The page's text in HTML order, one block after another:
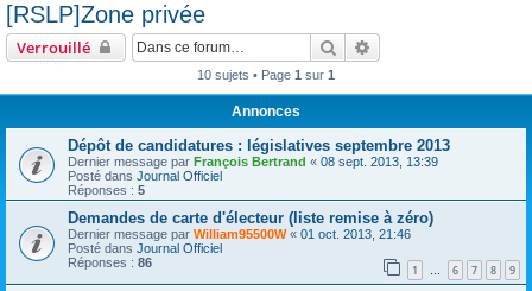
[RSLP]Zone privée
Verrouillé Rechercher
10 sujets • Page 1 sur 1
Annonces
Dépôt de candidatures : législatives septembre 2013
Dernier message par François Bertrand « 08 sept. 2013, 13:39
Posté dans Journal Officiel
Réponses : 5
Demandes de carte d'électeur (liste remise à zéro)
Dernier message par William95500W« 01 oct. 2013, 21:46
Posté dans Journal Officiel
Réponses : 86 1 … 6 7 8 9